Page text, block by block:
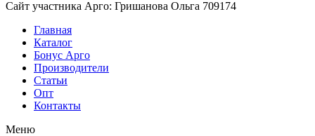
Сайт участника Арго: Гришанова Ольга 709174
Главная
Каталог
Бонус Арго
Производители
Статьи
Опт
Контакты
Меню